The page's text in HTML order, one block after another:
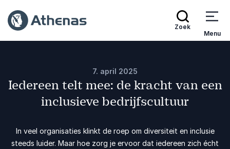
Zoek
Menu
7. april 2025
Iedereen telt mee: de kracht van een
inclusieve bedrijfscultuur
In veel organisaties klinkt de roep om diversiteit en inclusie
steeds luider. Maar hoe zorg je ervoor dat iedereen zich écht